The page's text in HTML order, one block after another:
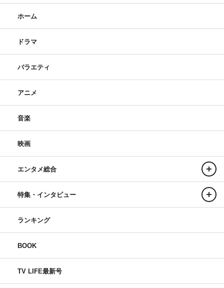
ホーム
ドラマ
バラエティ
アニメ
音楽
映画
エンタメ総合
特集・インタビュー
ランキング
BOOK
TV LIFE最新号